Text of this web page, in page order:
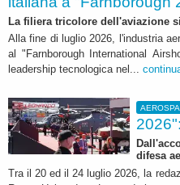
La filiera tricolore dell'aviazione
Alla fine di luglio 2026, l'industria
al "Farnborough International
leadership tecnologica nel...
difesa
Tra il 20 ed il 24 luglio 2026, la